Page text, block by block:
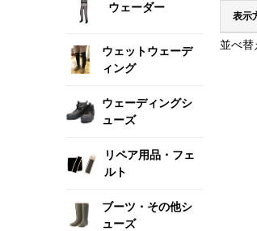
ウェーダー
ウェットウェーデ
ィング
ウェーディングシ
ューズ
リペア用品・フェ
ルト
ブーツ・その他シ
ューズ
表示
並べ替